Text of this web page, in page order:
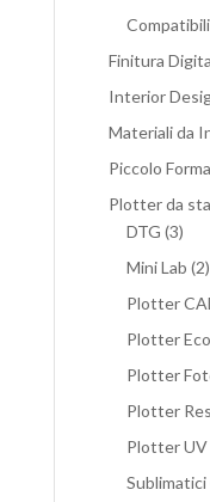
Finitura
Interior
Materiali da
Piccolo
Plotter da
DTG (3)
Mini Lab (2)
Plotter
Plotter
Plotter
Plotter
Plotter UV
Sublimatici